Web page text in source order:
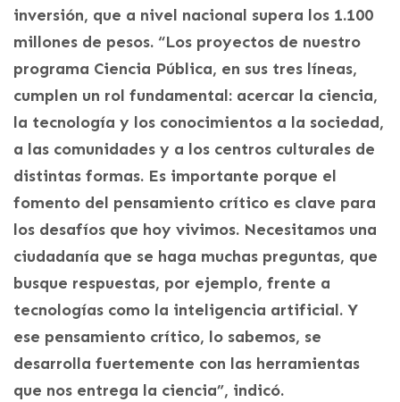
inversión, que a nivel nacional supera los 1.100
millones de pesos. “Los proyectos de nuestro
programa Ciencia Pública, en sus tres líneas,
cumplen un rol fundamental: acercar la ciencia,
la tecnología y los conocimientos a la sociedad,
a las comunidades y a los centros culturales de
distintas formas. Es importante porque el
fomento del pensamiento crítico es clave para
los desafíos que hoy vivimos. Necesitamos una
ciudadanía que se haga muchas preguntas, que
busque respuestas, por ejemplo, frente a
tecnologías como la inteligencia artificial. Y
ese pensamiento crítico, lo sabemos, se
desarrolla fuertemente con las herramientas
que nos entrega la ciencia”, indicó.